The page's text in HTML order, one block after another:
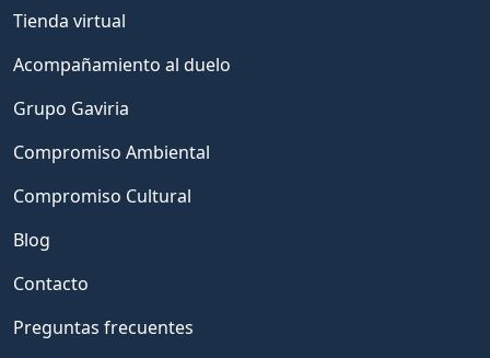
Tienda virtual
Acompañamiento al duelo
Grupo Gaviria
Compromiso Ambiental
Compromiso Cultural
Blog
Contacto
Preguntas frecuentes